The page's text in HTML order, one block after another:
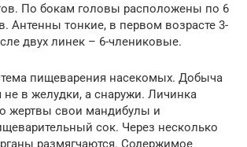
По бокам головы расположены по 6
Антенны тонкие, в первом возрасте 3-
двух линек – 6-члениковые.
пищеварения насекомых. Добыча
не в желудки, а снаружи. Личинка
жертвы свои мандибулы и
сок. Через несколько
размягчаются. Содержимое